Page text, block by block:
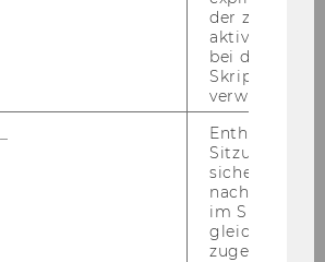
Buen Vivir in Ecuador exploring
the self-understanding of
The transformation of forms and
modes of living a power sensitive
der zur
aktiver
bei der
verwendet
Enthält die
sicher, dass
im
gleichen
zugeordnet